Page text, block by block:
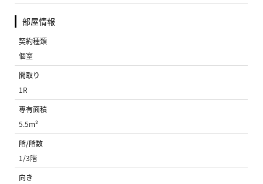
部屋情報
契約種類
個室
間取り
1R
専有面積
5.5m²
階/階数
1/3階
向き